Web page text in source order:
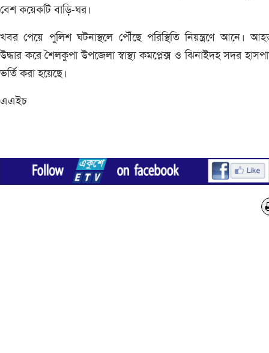
বেশ কয়েকটি বাড়ি-ঘর।
খবর পেয়ে পুলিশ ঘটনাস্থলে পৌঁছে পরিস্থিতি নিয়ন্ত্রণে আনে।
উদ্ধার করে শৈলকুপা উপজেলা স্বাস্থ্য কমপ্লেক্স ও ঝিনাইদহ সদর
ভর্তি করা হয়েছে।
এএইচ